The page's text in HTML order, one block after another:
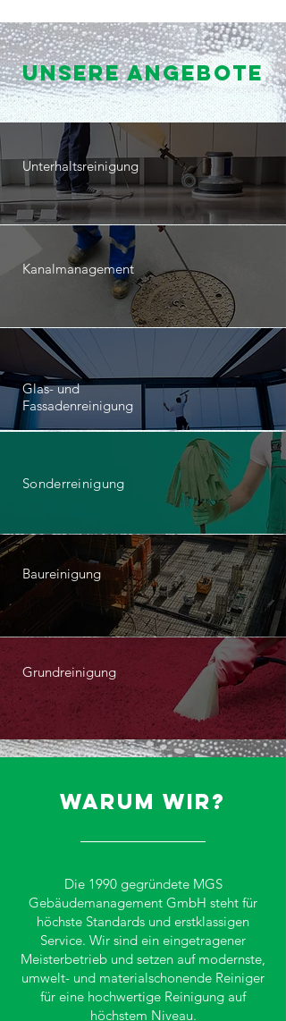
Unsere Angebote
Unterhaltsreinigung
Kanalmanagement
Glas- und
Fassadenreinigung
Sonderreinigung
Baureinigung
Grundreinigung
Warum wir?
Die 1990 gegründete MGS
Gebäudemanagement GmbH steht für
höchste Standards und erstklassigen
Service. Wir sind ein eingetragener
Meisterbetrieb und setzen auf modernste,
umwelt- und materialschonende Reiniger
für eine hochwertige Reinigung auf
höchstem Niveau.